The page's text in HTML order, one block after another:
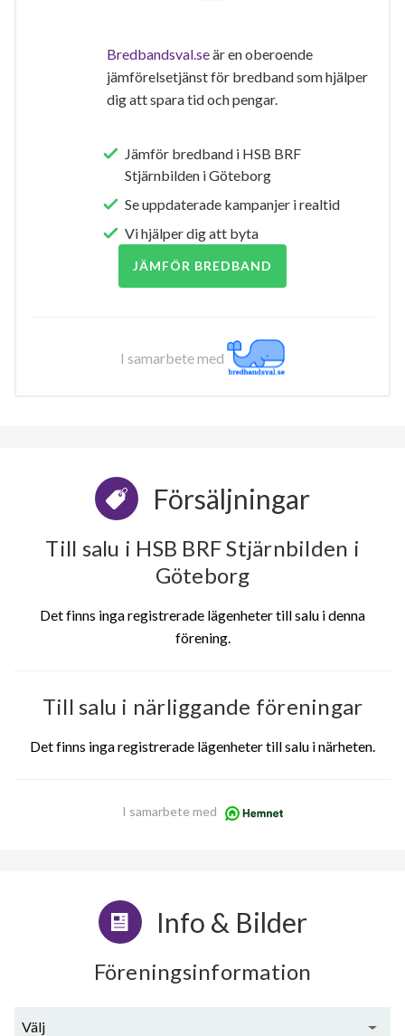
Bredbandsval.seär en oberoende
jämförelsetjänst för bredband som hjälper
dig att spara tid och pengar.
Jämför bredband i HSB BRF
Stjärnbilden i Göteborg
Se uppdaterade kampanjer i realtid
Vi hjälper dig att byta
JÄMFÖR BREDBAND
I samarbete med
Försäljningar
Till salu i HSB BRF Stjärnbilden i
Göteborg
Det finns inga registrerade lägenheter till salu i denna
förening.
Till salu i närliggande föreningar
Det finns inga registrerade lägenheter till salu i närheten.
I samarbete med
Info & Bilder
Föreningsinformation
Välj